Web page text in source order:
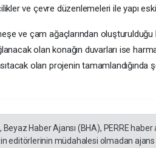
ve çevre düzenlemeleri ile yapı
ve çam ağaçlarından
olan konağın duvarları ise
olan projenin tamamlandığında
Haber Ajansı (BHA), PERRE haber
editörlerinin müdahalesi olmadan ajans